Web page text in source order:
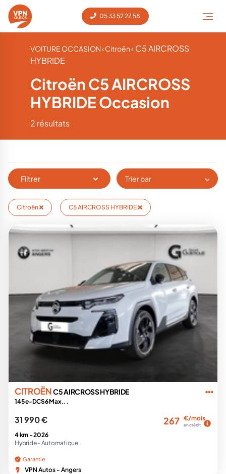
05 33 52 27 58
VOITURE OCCASION‹ Citroën‹ C5 AIRCROSS
HYBRIDE
Citroën C5 AIRCROSS
HYBRIDE Occasion
2 résultats
Filtrer Trier par
Citroën C5 AIRCROSS HYBRIDE
CITROËNC5 AIRCROSS HYBRIDE
145 e-DCS6 Max...
31 990 € 267 €/mois
en crédit
4 km -2026
Hybride - Automatique
Garantie
VPN Autos - Angers